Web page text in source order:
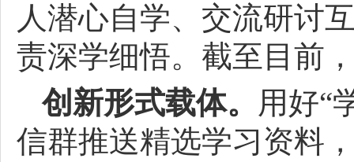
人潜心自学、交流研讨
责深学细悟。截至目前
创新形式载体。 用好“
信群推送精选学习资料